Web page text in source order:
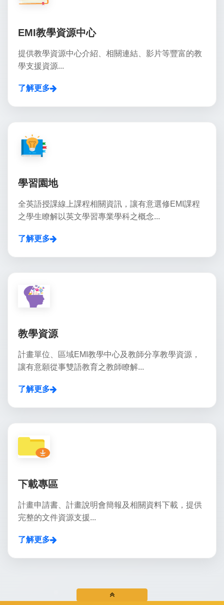
EMI教學資源中心
提供教學資源中心介紹、相關連結、影片等豐富的教
學支援資源...
了解更多
學習園地
全英語授課線上課程相關資訊，讓有意選修EMI課程
之學生瞭解以英文學習專業學科之概念...
了解更多
教學資源
計畫單位、區域EMI教學中心及教師分享教學資源，
讓有意願從事雙語教育之教師瞭解...
了解更多
下載專區
計畫申請書、計畫說明會簡報及相關資料下載，提供
完整的文件資源支援...
了解更多